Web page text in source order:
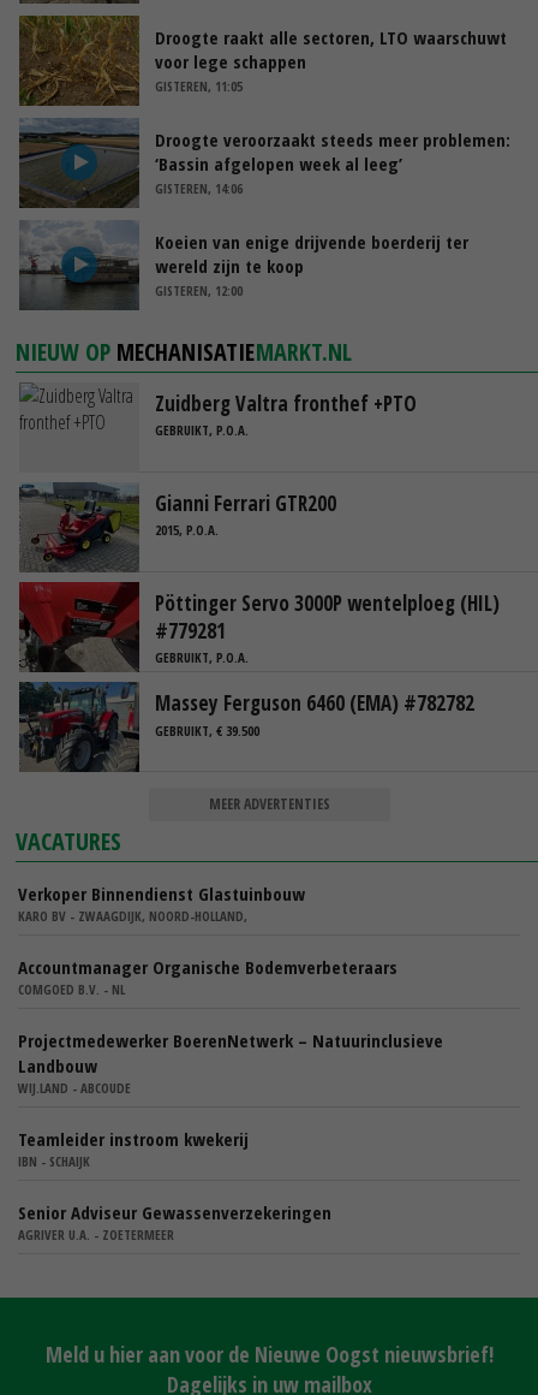
Droogte raakt alle sectoren, LTO waarschuwt
voor lege schappen
GISTEREN, 11:05
Droogte veroorzaakt steeds meer problemen:
‘Bassin afgelopen week al leeg’
GISTEREN, 14:06
Koeien van enige drijvende boerderij ter
wereld zijn te koop
GISTEREN, 12:00
NIEUW OP MECHANISATIEMARKT.NL
Zuidberg Valtra fronthef +PTO
GEBRUIKT, P.O.A.
Gianni Ferrari GTR200
2015, P.O.A.
Pöttinger Servo 3000P wentelploeg (HIL)
#779281
GEBRUIKT, P.O.A.
Massey Ferguson 6460 (EMA) #782782
GEBRUIKT, € 39.500
MEER ADVERTENTIES
VACATURES
Verkoper Binnendienst Glastuinbouw
KARO BV - ZWAAGDIJK, NOORD-HOLLAND,
Accountmanager Organische Bodemverbeteraars
COMGOED B.V. - NL
Projectmedewerker BoerenNetwerk – Natuurinclusieve
Landbouw
WIJ.LAND - ABCOUDE
Teamleider instroom kwekerij
IBN - SCHAIJK
Senior Adviseur Gewassenverzekeringen
AGRIVER U.A. - ZOETERMEER
Meld u hier aan voor de Nieuwe Oogst nieuwsbrief!
Dagelijks in uw mailbox